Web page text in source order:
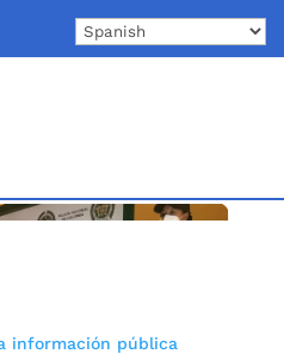
información pública
de Entornos